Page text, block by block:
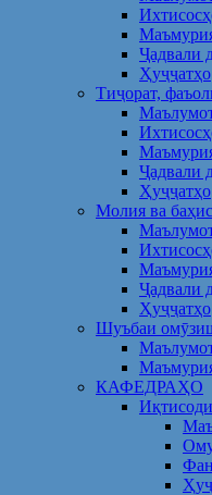
Ҷадвали
Ҳуҷҷатҳо
Тиҷорат,
Ҷадвали
Ҳуҷҷатҳо
Молия ва
Ҷадвали
Ҳуҷҷатҳо
Шуъбаи
КАФЕДРАҲО